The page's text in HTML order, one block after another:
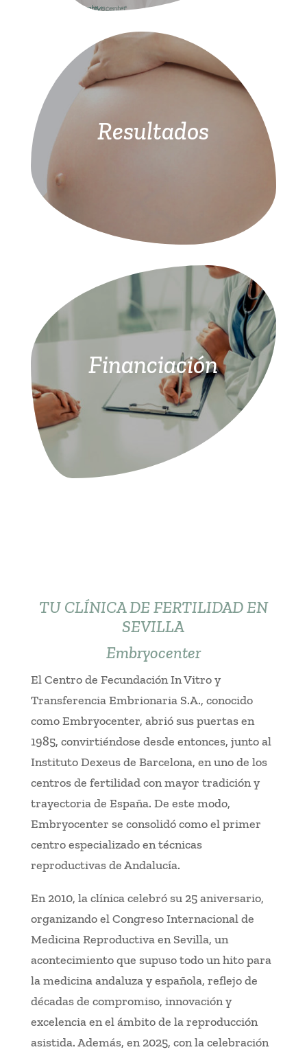
Resultados
Financiación
TU CLÍNICA DE FERTILIDAD EN
SEVILLA
Embryocenter
El Centro de Fecundación In Vitro y
Transferencia Embrionaria S.A., conocido
como Embryocenter, abrió sus puertas en
1985, convirtiéndose desde entonces, junto al
Instituto Dexeus de Barcelona, en uno de los
centros de fertilidad con mayor tradición y
trayectoria de España. De este modo,
Embryocenter se consolidó como el primer
centro especializado en técnicas
reproductivas de Andalucía.
En 2010, la clínica celebró su 25 aniversario,
organizando el Congreso Internacional de
Medicina Reproductiva en Sevilla, un
acontecimiento que supuso todo un hito para
la medicina andaluza y española, reflejo de
décadas de compromiso, innovación y
excelencia en el ámbito de la reproducción
asistida. Además, en 2025, con la celebración